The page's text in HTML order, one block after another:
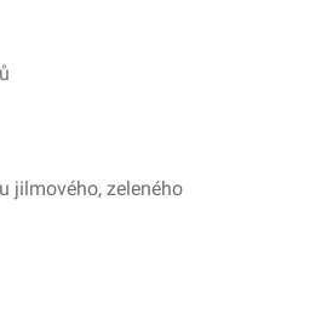
jilmového, zeleného